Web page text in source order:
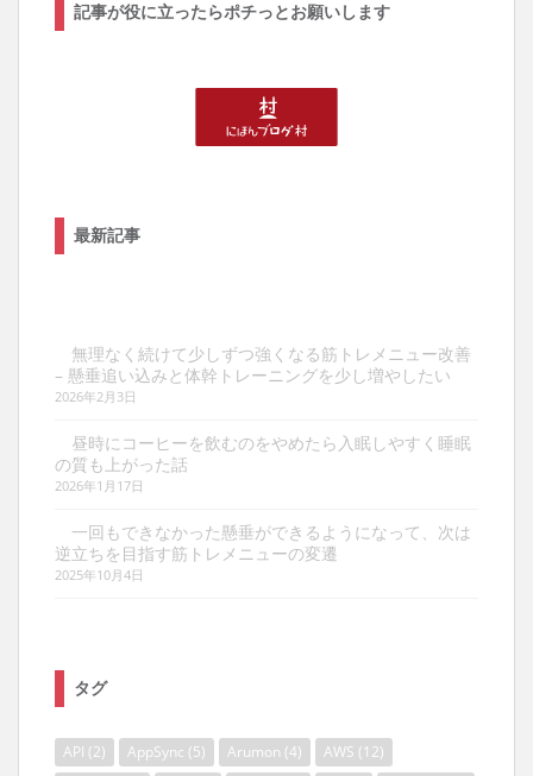
記事が役に立ったらポチっとお願いします
最新記事
無理なく続けて少しずつ強くなる筋トレメニュー改善
– 懸垂追い込みと体幹トレーニングを少し増やしたい
2026年2月3日
昼時にコーヒーを飲むのをやめたら入眠しやすく睡眠
の質も上がった話
2026年1月17日
一回もできなかった懸垂ができるようになって、次は
逆立ちを目指す筋トレメニューの変遷
2025年10月4日
タグ
API (2) AppSync (5) Arumon (4) AWS (12)